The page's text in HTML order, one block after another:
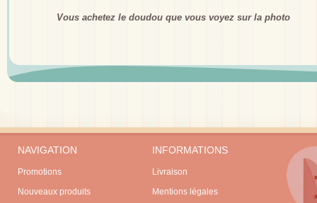
Vous achetez le doudou que vous voyez sur la photo
NAVIGATION
Promotions
Nouveaux produits
INFORMATIONS
Livraison
Mentions légales